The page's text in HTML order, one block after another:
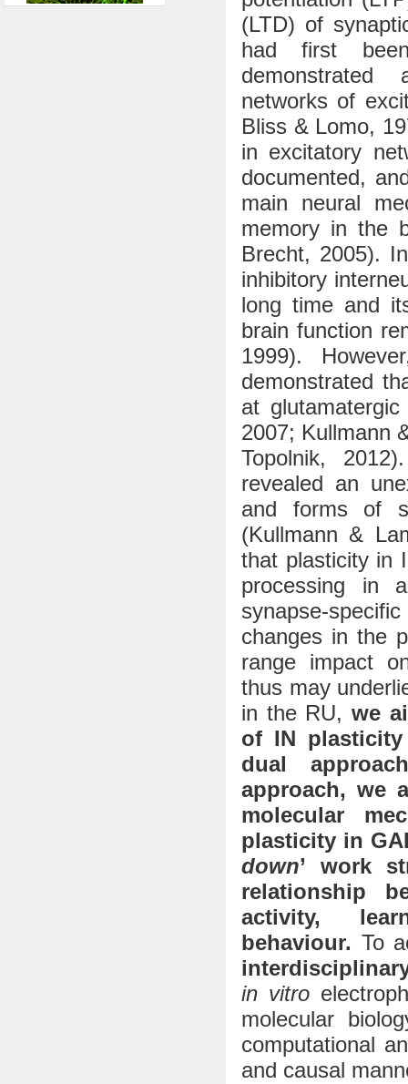
(LTD) of
had first
networks of
Bliss & Lomo,
in excitatory
documented,
main neural
memory in the
Brecht, 2005).
inhibitory
long time and
brain function
1999).
demonstrated
at
2007; Kullmann
Topolnik,
revealed an
and forms of
(Kullmann &
that plasticity in
processing in
synapse-
changes in the
range impact
thus may
in the RU, we
of IN
dual
approach, we
molecular
plasticity in
down’ work
relationship
activity,
behaviour. To
in vitro
molecular
computational
and causal